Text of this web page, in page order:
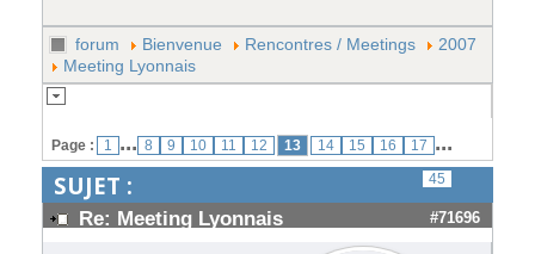
forum Bienvenue Rencontres / Meetings
2007
Meeting Lyonnais
Page : 1 ... 8 9 10 11 12 13 14 15 16 17 ...
45
SUJET :
Re: Meeting Lyonnais #71696